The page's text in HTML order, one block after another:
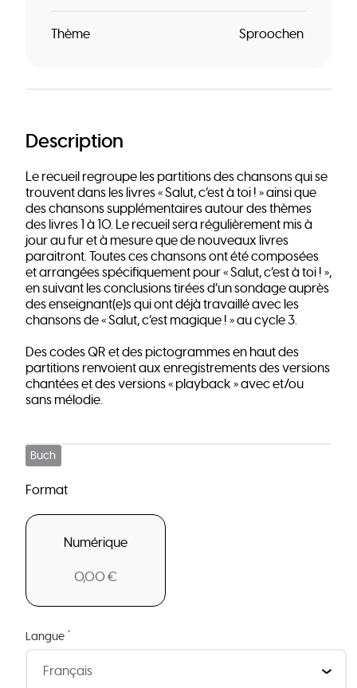
Thème Sproochen
Description
Le recueil regroupe les partitions des chansons qui se
trouvent dans les livres « Salut, c’est à toi ! » ainsi que
des chansons supplémentaires autour des thèmes
des livres 1 à 10. Le recueil sera régulièrement mis à
jour au fur et à mesure que de nouveaux livres
paraitront. Toutes ces chansons ont été composées
et arrangées spécifiquement pour « Salut, c’est à toi ! »,
en suivant les conclusions tirées d’un sondage auprès
des enseignant(e)s qui ont déjà travaillé avec les
chansons de « Salut, c’est magique ! » au cycle 3.
Des codes QR et des pictogrammes en haut des
partitions renvoient aux enregistrements des versions
chantées et des versions « playback » avec et/ou
sans mélodie.
Buch
Format
Numérique
0,00 €
Langue *